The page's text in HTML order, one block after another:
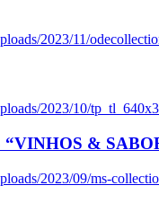
2023/11/
2023/10/
&
2023/09/ms-